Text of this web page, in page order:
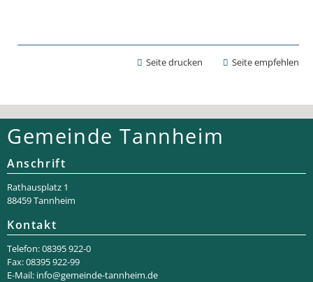
Seite drucken Seite empfehlen
Gemeinde Tannheim
Anschrift
Rathaus­platz 1
88459 Tannheim
Kontakt
Telefon: 08395 922-0
Fax: 08395 922-99
E-Mail: info@gemeinde-tannheim.de